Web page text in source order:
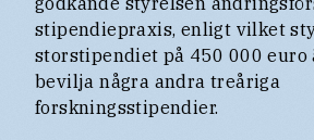
stipendiepraxis, enligt vilket
storstipendiet på 450 000 euro
bevilja några andra treåriga
forskningsstipendier.